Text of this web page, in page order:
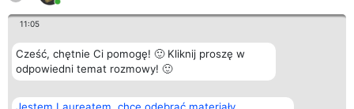
11:05
Cześć, chętnie Ci pomogę! 🙂 Kliknij proszę w
odpowiedni temat rozmowy! 🙂
Organizator plebiscytu Plebiscyt Kontakt